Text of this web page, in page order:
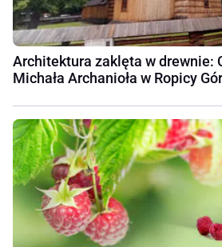
Architektura zaklęta w drewnie:
Michała Archanioła w Ropicy